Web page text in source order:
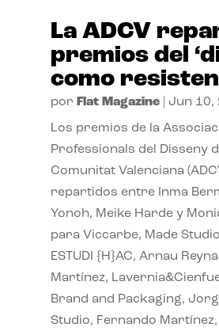
La ADCV
premios del
como
por Flat Magazine| Jun 10,
Los premios de la
Professionals del Disseny
Comunitat Valenciana
repartidos entre Inma
Yonoh, Meike Harde y
para Viccarbe, Made
ESTUDI {H}AC, Arnau
Martínez,
Brand and Packaging,
Studio, Fernando